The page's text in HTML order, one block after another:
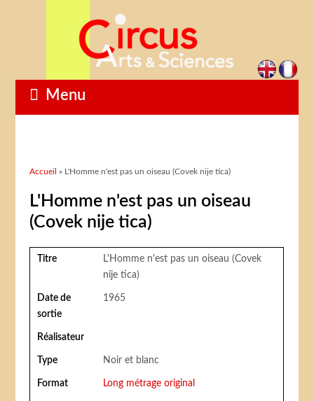
Menu
Vous êtes ici
Accueil » L'Homme n'est pas un oiseau (Covek nije tica)
L'Homme n'est pas un oiseau
(Covek nije tica)
Titre
L'Homme n'est pas un oiseau (Covek
nije tica)
Date de
sortie
1965
Réalisateur
Type Noir et blanc
Format Long métrage original